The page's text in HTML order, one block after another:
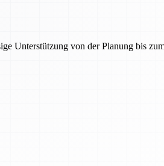
Unterstützung von der Planung bis